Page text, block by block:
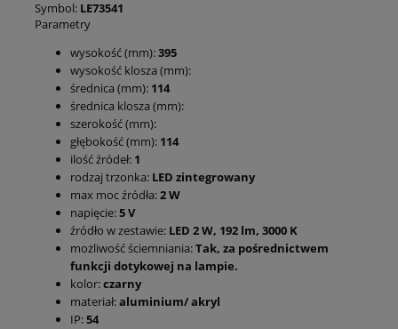
Symbol: LE73541
Parametry
wysokość (mm):395
wysokość klosza (mm):
średnica (mm): 114
średnica klosza (mm):
szerokość (mm):
głębokość (mm): 114
ilość źródeł: 1
rodzaj trzonka: LED zintegrowany
max moc źródła:2 W
napięcie:5 V
źródło w zestawie: LED 2 W, 192 lm, 3000 K
możliwość ściemniania:Tak, za pośrednictwem
funkcji dotykowej na lampie.
kolor:czarny
materiał:aluminium/ akryl
IP:54